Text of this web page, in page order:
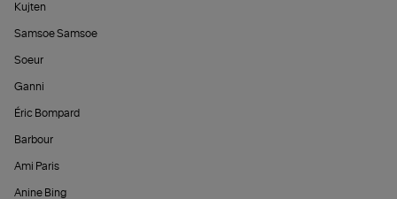
Kujten
Samsoe Samsoe
Soeur
Ganni
Éric Bompard
Barbour
Ami Paris
Anine Bing